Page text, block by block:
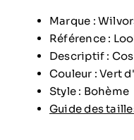
Marque :
Référence :
Descriptif :
Couleur : Vert
Style : Bohème
Guide des